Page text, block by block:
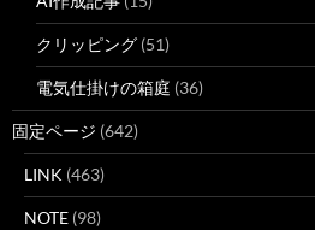
クリッピング (51)
電気仕掛けの箱庭 (36)
固定ページ (642)
LINK (463)
NOTE (98)